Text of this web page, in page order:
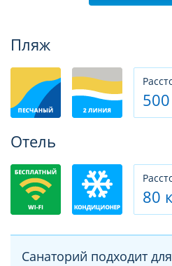
Пляж
Отель
80
Санаторий подходит